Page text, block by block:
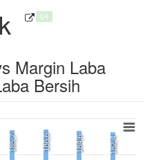
Q4
Margin Laba
Bersih
185,7 186,6 184,6 182,4